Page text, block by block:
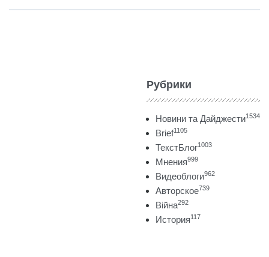
Рубрики
Новини та Дайджести1534
Brief1105
ТекстБлог1003
Мнения999
Видеоблоги962
Авторское739
Війна292
История117